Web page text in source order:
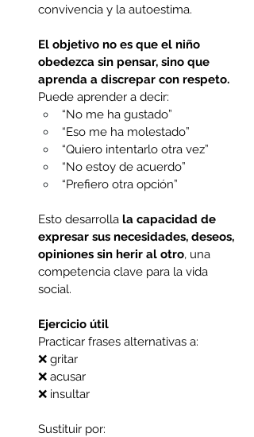
convivencia y la autoestima.
El objetivo no es que el niño
obedezca sin pensar, sino que
aprenda a discrepar con respeto.
Puede aprender a decir:
“No me ha gustado”
“Eso me ha molestado”
“Quiero intentarlo otra vez”
“No estoy de acuerdo”
“Prefiero otra opción”
Esto desarrolla la capacidad de
expresar sus necesidades, deseos,
opiniones sin herir al otro, una
competencia clave para la vida
social.
Ejercicio útil
Practicar frases alternativas a:
❌ gritar
❌ acusar
❌ insultar
Sustituir por: